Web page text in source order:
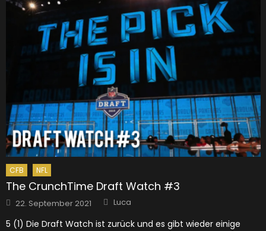
CFB NFL
The CrunchTime Draft Watch #3
Posted
on
22. September 2021 Author
Luca
5 (1) Die Draft Watch ist zurück und es gibt wieder einige